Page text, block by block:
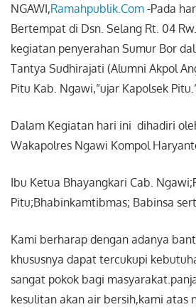
NGAWI,Ramahpublik.Com -Pada
Bertempat di Dsn. Selang Rt. 04
kegiatan penyerahan Sumur Bor
Tantya Sudhirajati (Alumni Akpol
Pitu Kab. Ngawi,”ujar Kapolsek
Dalam Kegiatan hari inidihadiri
Wakapolres Ngawi Kompol
Ibu Ketua Bhayangkari Cab.
Pitu;Bhabinkamtibmas; Babinsa
Kami berharap dengan adanya
khususnya dapat tercukupi
sangat pokok bagi
kesulitan akan air bersih,kami atas